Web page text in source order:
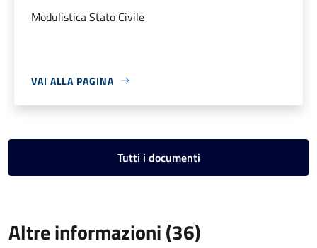
Modulistica Stato Civile
VAI ALLA PAGINA
Tutti i documenti
Altre informazioni (36)